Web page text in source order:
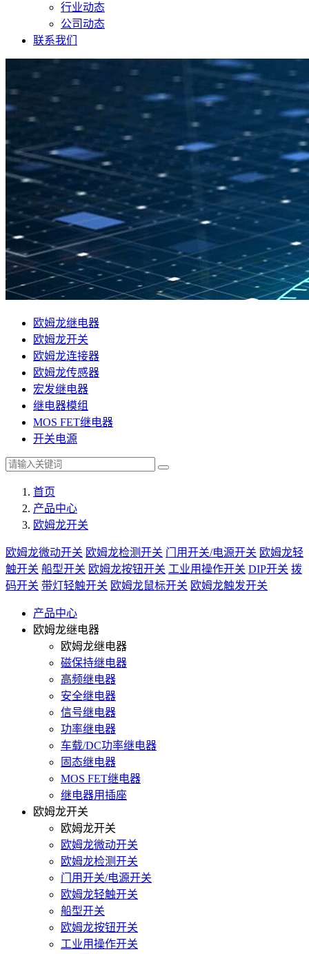
行业动态
公司动态
联系我们
欧姆龙继电器
欧姆龙开关
欧姆龙连接器
欧姆龙传感器
宏发继电器
继电器模组
MOS FET继电器
开关电源
首页
产品中心
欧姆龙开关
欧姆龙微动开关 欧姆龙检测开关 门用开关/电源开关 欧姆龙轻
触开关 船型开关 欧姆龙按钮开关 工业用操作开关 DIP开关 拨
码开关 带灯轻触开关 欧姆龙鼠标开关 欧姆龙触发开关
产品中心
欧姆龙继电器
欧姆龙继电器
磁保持继电器
高频继电器
安全继电器
信号继电器
功率继电器
车载/DC功率继电器
固态继电器
MOS FET继电器
继电器用插座
欧姆龙开关
欧姆龙开关
欧姆龙微动开关
欧姆龙检测开关
门用开关/电源开关
欧姆龙轻触开关
船型开关
欧姆龙按钮开关
工业用操作开关